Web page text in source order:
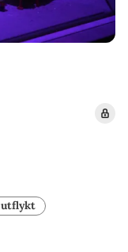
utflykt